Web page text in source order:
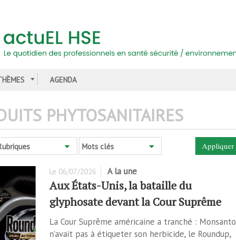
AGENDA
PHYTOSANITAIRES
Mots clés
Le 06/07/2026 A la une
Aux États-Unis, la bataille du
glyphosate devant la Cour Suprême
La Cour Suprême américaine a tranché : Monsanto
n’avait pas à étiqueter son herbicide, le Roundup,